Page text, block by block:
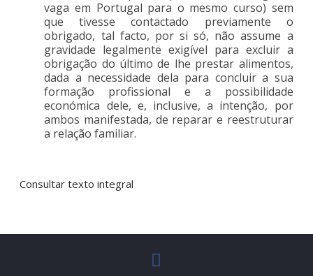
vaga em Portugal para o mesmo curso) sem
que tivesse contactado previamente o
obrigado, tal facto, por si só, não assume a
gravidade legalmente exigível para excluir a
obrigação do último de lhe prestar alimentos,
dada a necessidade dela para concluir a sua
formação profissional e a possibilidade
económica dele, e, inclusive, a intenção, por
ambos manifestada, de reparar e reestruturar
a relação familiar.
Consultar texto integral